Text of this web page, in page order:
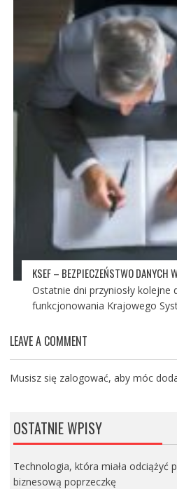
KSEF – BEZPIECZEŃSTWO DANYCH
Ostatnie dni przyniosły kolejne
funkcjonowania Krajowego
LEAVE A COMMENT
Musisz się zalogować, aby móc
OSTATNIE WPISY
Technologia, która miała odciążyć
biznesową poprzeczkę